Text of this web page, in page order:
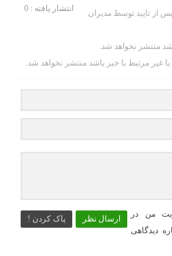
انتشار یافته : 0
تایید توسط مدیران
منتشر نخواهد شد.
غیر مرتبط با خبر باشد منتشر نخواهد شد.
ارسال نظر پاک کردن !
من در
دیدگاهی